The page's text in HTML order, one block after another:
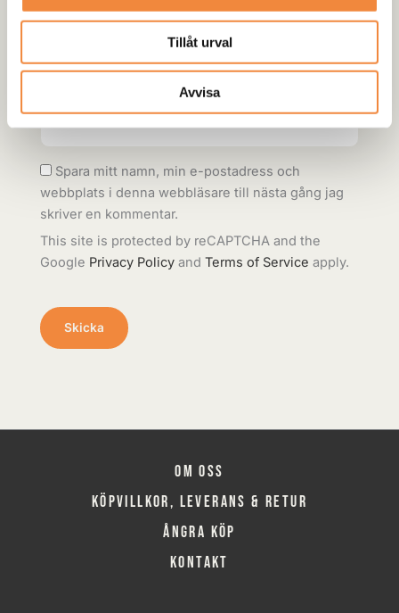
Tillåt urval
Avvisa
Namn*
Spara mitt namn, min e-postadress och
webbplats i denna webbläsare till nästa gång jag
skriver en kommentar.
This site is protected by reCAPTCHA and the
Google Privacy Policy andTerms of Service apply.
Om oss
Köpvillkor, leverans & retur
Ångra köp
Kontakt